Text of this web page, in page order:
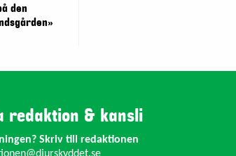
den
redaktion & kansli
Skriv till redaktionen